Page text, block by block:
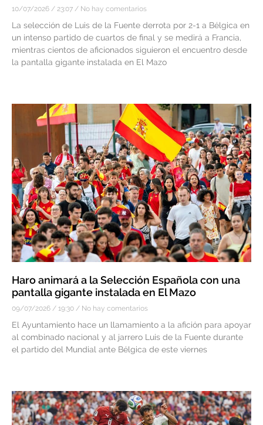
10/07/2026 23:07 No hay comentarios
La selección de Luis de la Fuente derrota por 2-1 a Bélgica en
un intenso partido de cuartos de final y se medirá a Francia,
mientras cientos de aficionados siguieron el encuentro desde
la pantalla gigante instalada en El Mazo
Haro animará a la Selección Española con una
pantalla gigante instalada en El Mazo
09/07/2026 19:30 No hay comentarios
El Ayuntamiento hace un llamamiento a la afición para apoyar
al combinado nacional y al jarrero Luis de la Fuente durante
el partido del Mundial ante Bélgica de este viernes